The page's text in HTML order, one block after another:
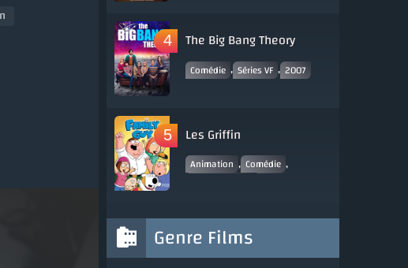
The Big Bang Theory
Comédie , Séries VF , 2007
Les Griffin
Animation , Comédie ,
Genre Films